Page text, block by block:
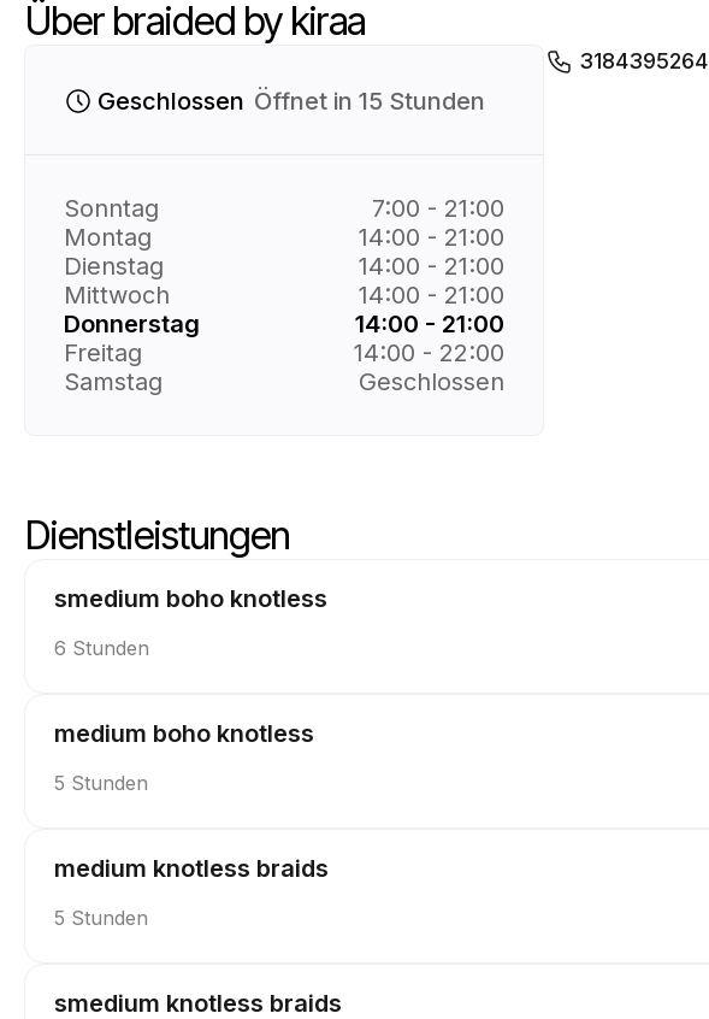
Über braided by kiraa
Geschlossen Öffnet in 15 Stunden
Sonntag
7:00 - 21:00
Montag
14:00 - 21:00
Dienstag
14:00 - 21:00
Mittwoch
14:00 - 21:00
Donnerstag
14:00 - 21:00
Freitag
14:00 - 22:00
Samstag
Geschlossen
3184395264
Dienstleistungen
smedium boho knotless
6 Stunden
medium boho knotless
5 Stunden
medium knotless braids
5 Stunden
smedium knotless braids